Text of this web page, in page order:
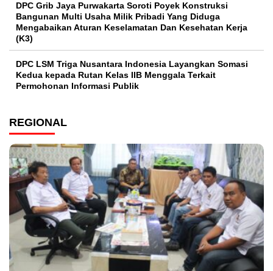
DPC Grib Jaya Purwakarta Soroti Poyek Konstruksi
Bangunan Multi Usaha Milik Pribadi Yang Diduga
Mengabaikan Aturan Keselamatan Dan Kesehatan Kerja
(K3)
DPC LSM Triga Nusantara Indonesia Layangkan Somasi
Kedua kepada Rutan Kelas IIB Menggala Terkait
Permohonan Informasi Publik
REGIONAL